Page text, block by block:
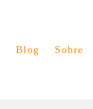
Blog Sobre